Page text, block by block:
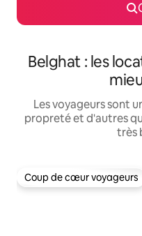
Belghat : les
Les voyageurs sont
propreté et d'autres
très
Coup de cœur voyageurs
Coup de cœur voyageurs